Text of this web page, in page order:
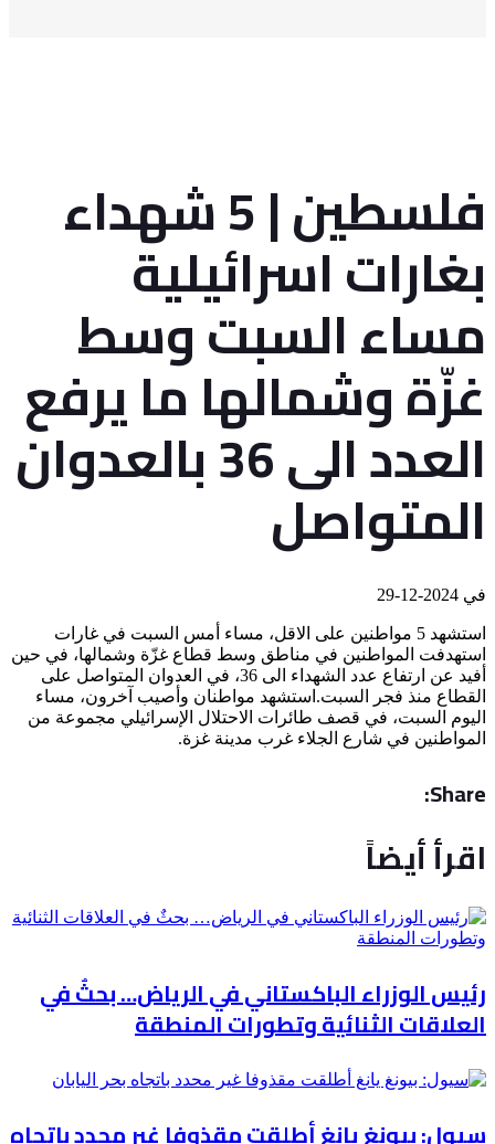
فلسطين | 5 شهداء
بغارات اسرائيلية
مساء السبت وسط
غزّة وشمالها ما يرفع
العدد الى 36 بالعدوان
المتواصل
في
استشهد 5 مواطنين على الاقل، مساء أمس السبت في غارات
استهدفت المواطنين في مناطق وسط قطاع غزّة وشمالها، في حين
أفيد عن ارتفاع عدد الشهداء الى 36، في العدوان المتواصل على
القطاع منذ فجر السبت.استشهد مواطنان وأصيب آخرون، مساء
اليوم السبت، في قصف طائرات الاحتلال الإسرائيلي مجموعة من
المواطنين في شارع الجلاء غرب مدينة غزة.
Share:
اقرأ أيضاً
رئيس الوزراء الباكستاني في الرياض… بحثٌ في
العلاقات الثنائية وتطورات المنطقة
سيول: بيونغ يانغ أطلقت مقذوفا غير محدد باتجاه